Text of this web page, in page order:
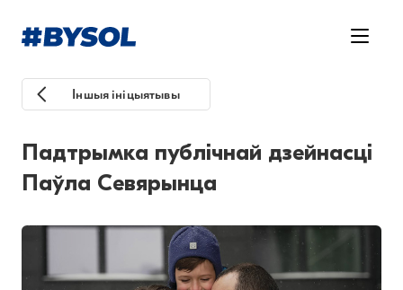
Іншыя ініцыятывы
Падтрымка публічнай дзейнасці
Паўла Севярынца